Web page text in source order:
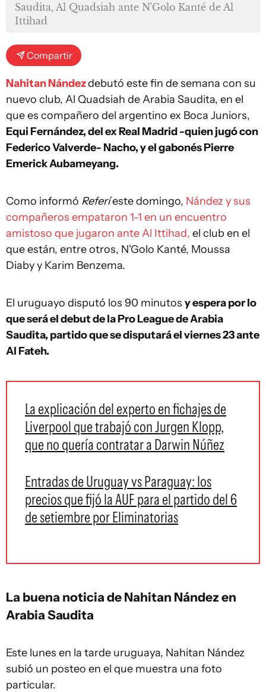
Saudita, Al Quadsiah ante N'Golo Kanté de Al
Ittihad
Compartir
Nahitan Nándezdebutó este fin de semana con su
nuevo club, Al Quadsiah de Arabia Saudita, en el
que es compañero del argentino ex Boca Juniors,
Equi Fernández, del ex Real Madrid -quien jugó con
Federico Valverde- Nacho, y el gabonés Pierre
Emerick Aubameyang.
Como informó Referíeste domingo, Nández y sus
compañeros empataron 1-1 en un encuentro
amistoso que jugaron ante Al Ittihad, el club en el
que están, entre otros, N'Golo Kanté, Moussa
Diaby y Karim Benzema.
El uruguayo disputó los 90 minutos y espera por lo
que será el debut de la Pro League de Arabia
Saudita, partido que se disputará el viernes 23 ante
Al Fateh.
La explicación del experto en fichajes de
Liverpool que trabajó con Jurgen Klopp,
que no quería contratar a Darwin Núñez
Entradas de Uruguay vs Paraguay: los
precios que fijó la AUF para el partido del 6
de setiembre por Eliminatorias
La buena noticia de Nahitan Nández en
Arabia Saudita
Este lunes en la tarde uruguaya, Nahitan Nández
subió un posteo en el que muestra una foto
particular.